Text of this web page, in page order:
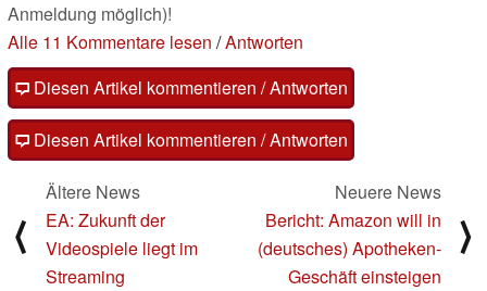
Anmeldung möglich)!
Alle 11 Kommentare lesen /Antworten
Diesen Artikel kommentieren / Antworten
Diesen Artikel kommentieren / Antworten
⟨
Ältere News
EA: Zukunft der
Videospiele liegt im
Streaming
Neuere News
Bericht: Amazon will in
(deutsches) Apotheken-
Geschäft einsteigen
⟩